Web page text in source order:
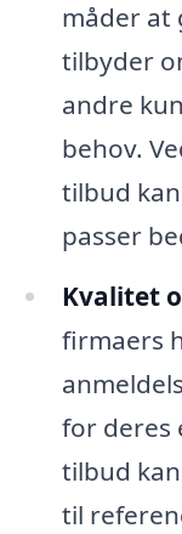
måder at
tilbyder
andre
behov.
tilbud
passer
Kvalitet
firmaers
for deres
tilbud
til